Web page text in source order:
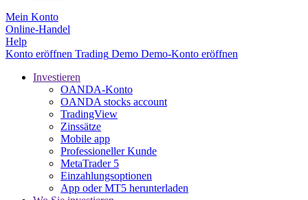
Mein Konto
Online-Handel
Help
Konto eröffnen Trading Demo Demo-Konto eröffnen
Investieren
OANDA-Konto
OANDA stocks account
TradingView
Zinssätze
Mobile app
Professioneller Kunde
MetaTrader 5
Einzahlungsoptionen
App oder MT5 herunterladen